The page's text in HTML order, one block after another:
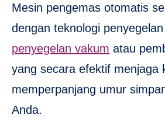
Mesin pengemas otomatis
dengan teknologi
penyegelan vakum atau
yang secara efektif menjaga
memperpanjang umur
Anda.